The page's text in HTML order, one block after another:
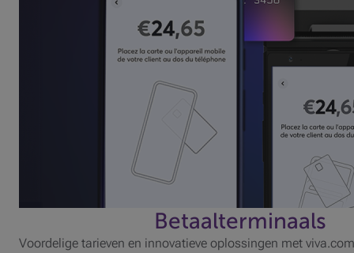
Betaalterminaals
Voordelige tarieven en innovatieve oplossingen met viva.com